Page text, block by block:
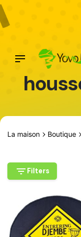
Aller
au
contenu
La maison Boutique
Filters